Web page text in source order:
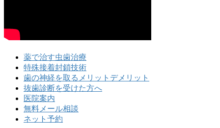
薬で治す虫歯治療
特殊接着封鎖技術
歯の神経を取るメリットデメリット
抜歯診断を受けた方へ
医院案内
無料メール相談
ネット予約